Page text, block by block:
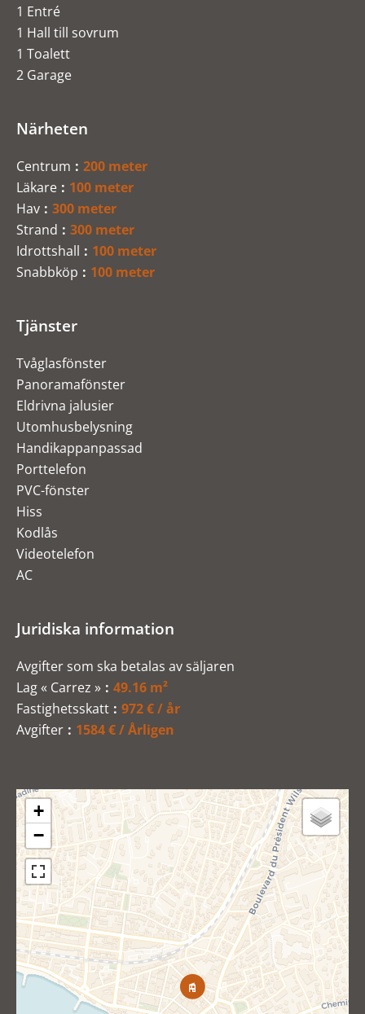
1 Entré
1 Hall till sovrum
1 Toalett
2 Garage
Närheten
Centrum
200 meter
Läkare
100 meter
Hav
300 meter
Strand
300 meter
Idrottshall
100 meter
Snabbköp
100 meter
Tjänster
Tvåglasfönster
Panoramafönster
Eldrivna jalusier
Utomhusbelysning
Handikappanpassad
Porttelefon
PVC-fönster
Hiss
Kodlås
Videotelefon
AC
Juridiska information
Avgifter som ska betalas av säljaren
Lag « Carrez »
49.16 m²
Fastighetsskatt
972 € / år
Avgifter
1584 € / Årligen
+
−